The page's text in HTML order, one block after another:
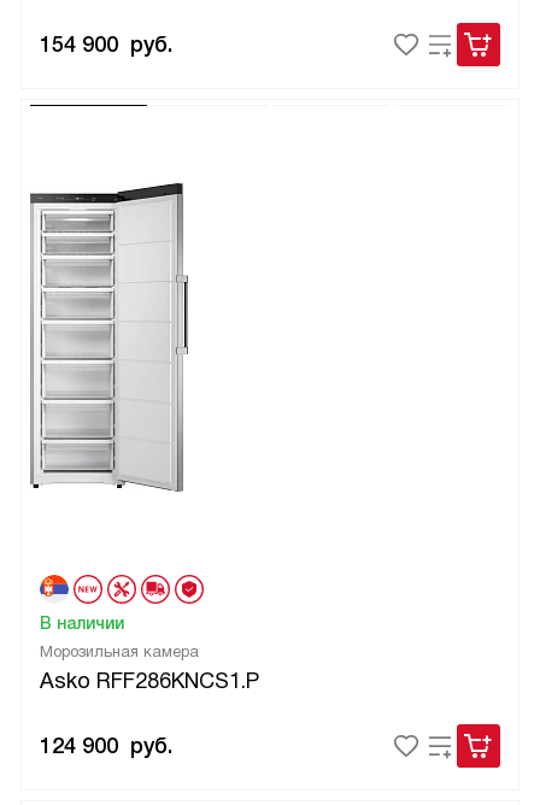
154 900 руб.
Морозильная камера
Asko RFF286KNCS1.P
В наличии
124 900 руб.